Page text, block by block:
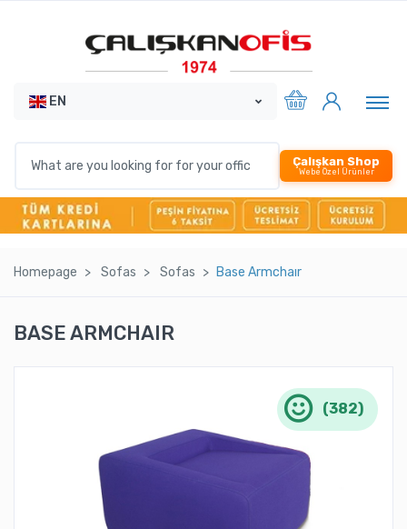
EN
Çalışkan Shop
Webe Özel Ürünler
Homepage Sofas Sofas Base Armchaır
BASE ARMCHAIR
(382)